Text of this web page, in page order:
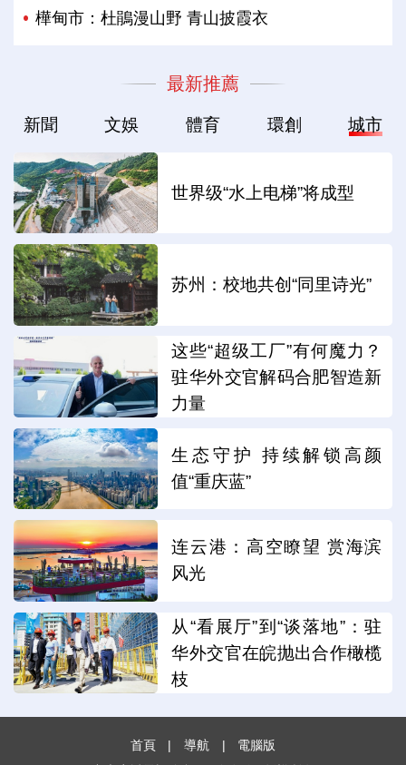
樺甸市：杜鵑漫山野 青山披霞衣
最新推薦
新聞 文娛 體育 環創 城市
世界级“水上电梯”将成型
苏州：校地共创“同里诗光”
这些“超级工厂”有何魔力？
驻华外交官解码合肥智造新
力量
生态守护 持续解锁高颜
值“重庆蓝”
连云港：高空瞭望 赏海滨
风光
从“看展厅”到“谈落地”：驻
华外交官在皖抛出合作橄榄
枝
首頁 | 導航 |
電腦版